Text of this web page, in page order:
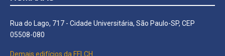
Rua do Lago, 717 - Cidade Universitária, São Paulo-SP, CEP
05508-080
Demais edifícios da FFLCH